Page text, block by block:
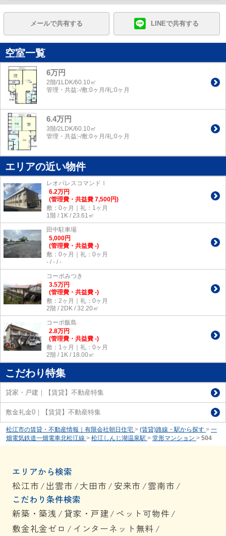
メールで共有する LINEで共有する
空室一覧
6万円
2階/1LDK/60.10㎡
管理・共益:-/敷:0ヶ月/礼:0ヶ月
6.4万円
3階/2LDK/60.10㎡
管理・共益:-/敷:0ヶ月/礼:0ヶ月
エリアの近い物件
レオパレスコマンドⅠ
6.2万円
(管理費・共益費 7,500円)
敷：0ヶ月｜礼：1ヶ月
1階 / 1K / 23.61㎡
田中駐車場
5,000円
(管理費・共益費 -)
敷：0ヶ月｜礼：0ヶ月
- / - / -
コーポみつき
3.5万円
(管理費・共益費 -)
敷：2ヶ月｜礼：0ヶ月
2階 / 2DK / 32.20㎡
コーポ飯島
2.8万円
(管理費・共益費 -)
敷：1ヶ月｜礼：0ヶ月
2階 / 1K / 18.00㎡
こだわり特集
貸家・戸建｜【賃貸】不動産特集
敷金礼金0｜【賃貸】不動産特集
松江市の賃貸・不動産情報｜有限会社朝日住宅 > (賃貸)路線・駅から探す > 一
畑電気鉄道一畑電車北松江線 > 松江しんじ湖温泉駅 > 堂形マンション > 504
エリアから検索
松江市 / 出雲市 /大田市 / 安来市 /雲南市 /
こだわり条件検索
新築・築浅 / 貸家・戸建/ ペット可物件 /
敷金礼金ゼロ / インターネット無料 /